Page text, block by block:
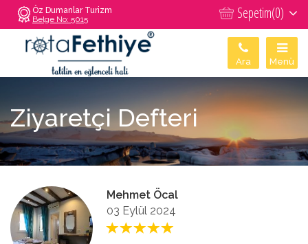
Sepetim(0)
Öz Dumanlar Turizm
Belge No: 5015
Menü
Ara
Ziyaretçi Defteri
Mehmet Öcal
03 Eylül 2024